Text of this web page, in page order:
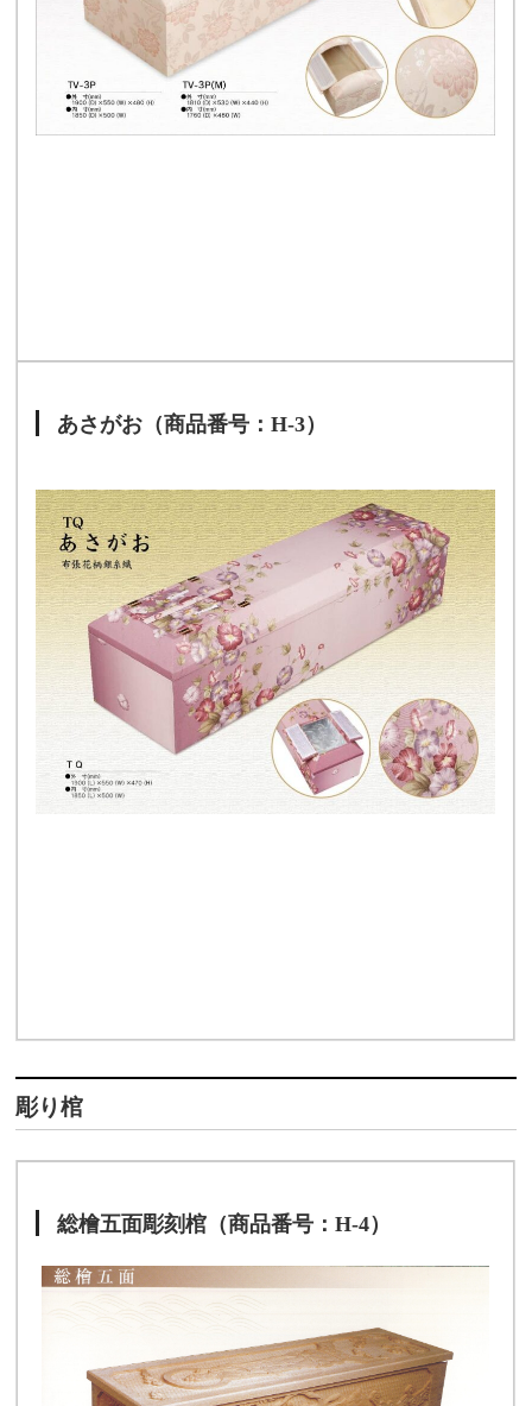
あさがお（商品番号：H-3）
彫り棺
総檜五面彫刻棺（商品番号：H-4）